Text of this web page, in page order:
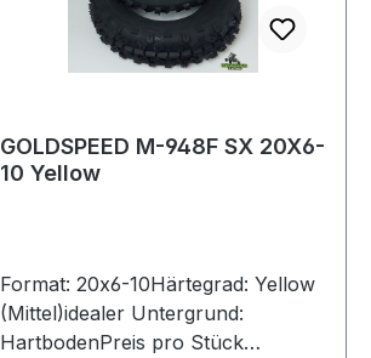
GOLDSPEED M-948F SX 20X6-
10 Yellow
Format: 20x6-10Härtegrad: Yellow
(Mittel)idealer Untergrund:
HartbodenPreis pro Stück